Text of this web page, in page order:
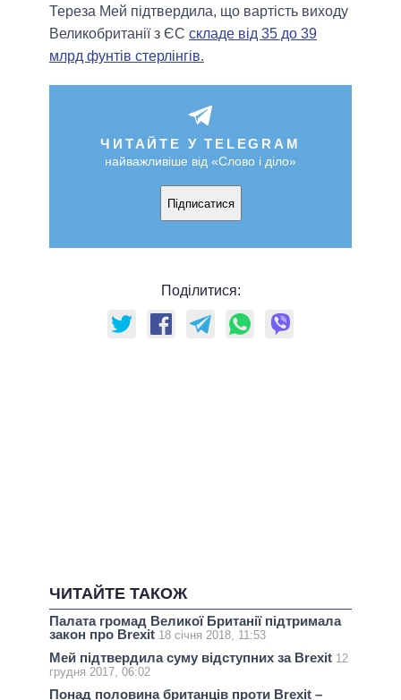
Тереза ​​Мей підтвердила, що вартість виходу
Великобританії з ЄС складе від 35 до 39
млрд фунтів стерлінгів.
ЧИТАЙТЕ У TELEGRAM
найважливіше від «Слово і діло»
Підписатися
Поділитися:
ЧИТАЙТЕ ТАКОЖ
Палата громад Великої Британії підтримала
закон про Brexit 18 січня 2018, 11:53
Мей підтвердила суму відступних за Brexit 12
грудня 2017, 06:02
Понад половина британців проти Brexit –